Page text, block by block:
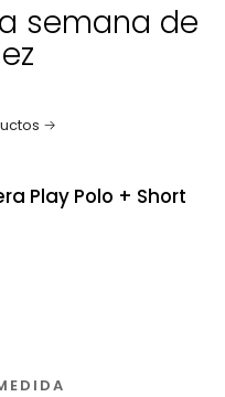
semana de
Play Polo + Short